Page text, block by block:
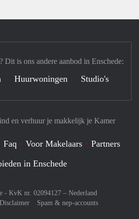
en verhuur je makkelijk je Kamer
Faq Voor Makelaars
Partners
in Enschede
- KvK nr. 02094127 – Nederland
Disclaimer
Spam & nep-accounts
Dit is ons andere aanbod in Enschede:
Huurwoningen Studio's